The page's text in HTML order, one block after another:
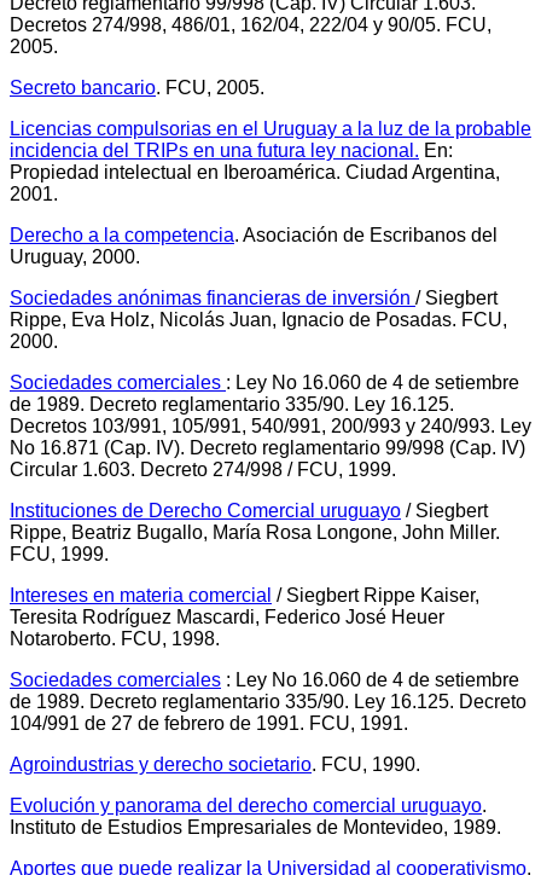
Decretos 274/998, 486/01, 162/04, 222/04 y 90/05. FCU,
2005.
Secreto bancario. FCU, 2005.
Licencias compulsorias en el Uruguay a la luz de la probable
incidencia del TRIPs en una futura ley nacional. En:
Propiedad intelectual en Iberoamérica. Ciudad Argentina,
2001.
Derecho a la competencia. Asociación de Escribanos del
Uruguay, 2000.
Sociedades anónimas financieras de inversión / Siegbert
Rippe, Eva Holz, Nicolás Juan, Ignacio de Posadas. FCU,
2000.
Sociedades comerciales : Ley No 16.060 de 4 de setiembre
de 1989. Decreto reglamentario 335/90. Ley 16.125.
Decretos 103/991, 105/991, 540/991, 200/993 y 240/993. Ley
No 16.871 (Cap. IV). Decreto reglamentario 99/998 (Cap. IV)
Circular 1.603. Decreto 274/998 / FCU, 1999.
Instituciones de Derecho Comercial uruguayo / Siegbert
Rippe, Beatriz Bugallo, María Rosa Longone, John Miller.
FCU, 1999.
Intereses en materia comercial / Siegbert Rippe Kaiser,
Teresita Rodríguez Mascardi, Federico José Heuer
Notaroberto. FCU, 1998.
Sociedades comerciales : Ley No 16.060 de 4 de setiembre
de 1989. Decreto reglamentario 335/90. Ley 16.125. Decreto
104/991 de 27 de febrero de 1991. FCU, 1991.
Agroindustrias y derecho societario. FCU, 1990.
Evolución y panorama del derecho comercial uruguayo.
Instituto de Estudios Empresariales de Montevideo, 1989.
Aportes que puede realizar la Universidad al cooperativismo.